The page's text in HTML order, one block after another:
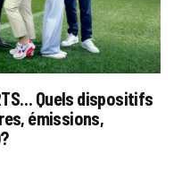
Quels dispositifs
émissions,